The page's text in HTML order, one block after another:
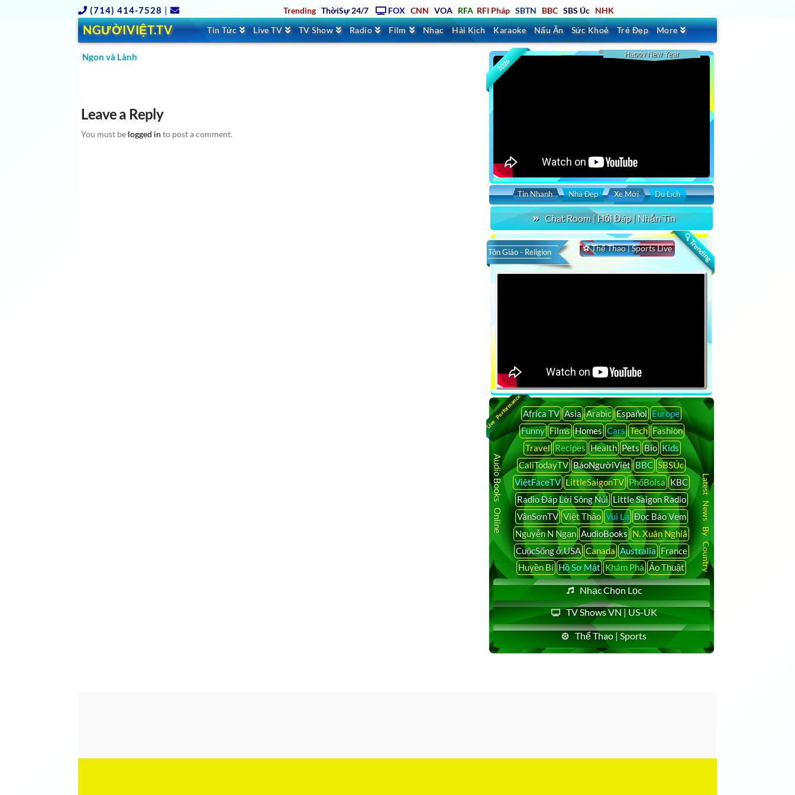
(714) 414-7528 | Trending ThờiSự 24/7 FOX CNN VOA RFA RFI Pháp SBTN BBC SBS Úc NHK
NGƯỜIVIỆT.TV Tin Tức Live TV TV Show Radio Film Nhạc Hài Kịch Karaoke Nấu Ăn Sức Khoẻ Trẻ Đẹp More
Ngon và Lành
Leave a Reply
You must be logged in to post a comment.
2026
Happy New Year
Tin Nhanh Nhà Đẹp Xe Mới Du Lịch
Chat Room | Hỏi Đáp | Nhắn Tin
🔍 Trending
⚽ Thể Thao | Sports Live
Tôn Giáo - Religion
Live PerformanceAfrica TV Asia Arabic Español Europe
Funny Films Homes Cars Tech Fashion
Travel Recipes Health Pets Bio Kids
CaliTodayTV BáoNgườiViệt BBC SBSÚc
ViệtFaceTV LittleSaigonTV PhốBolsa KBC
Radio Đáp Lời Sông Núi Little Saigon Radio
VânSơnTV Việt Thảo Vui Lạ Đọc Báo Vẹm
Nguyễn N Ngạn AudioBooks N. Xuân Nghiã
CuộcSống ở USA Canada Australia France
Huyền Bí Hồ Sơ Mật Khám Phá Ảo Thuật
Nhạc Chọn Lọc
TV Shows VN | US-UK
Thể Thao | Sports
Audio Books Online Latest News By Country